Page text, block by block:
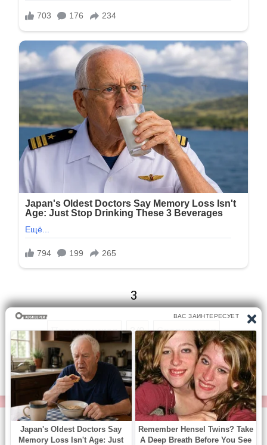
3
Предыдущая 3/9 Следующая
Перейти на страницу:
© https://vse-knigi.org